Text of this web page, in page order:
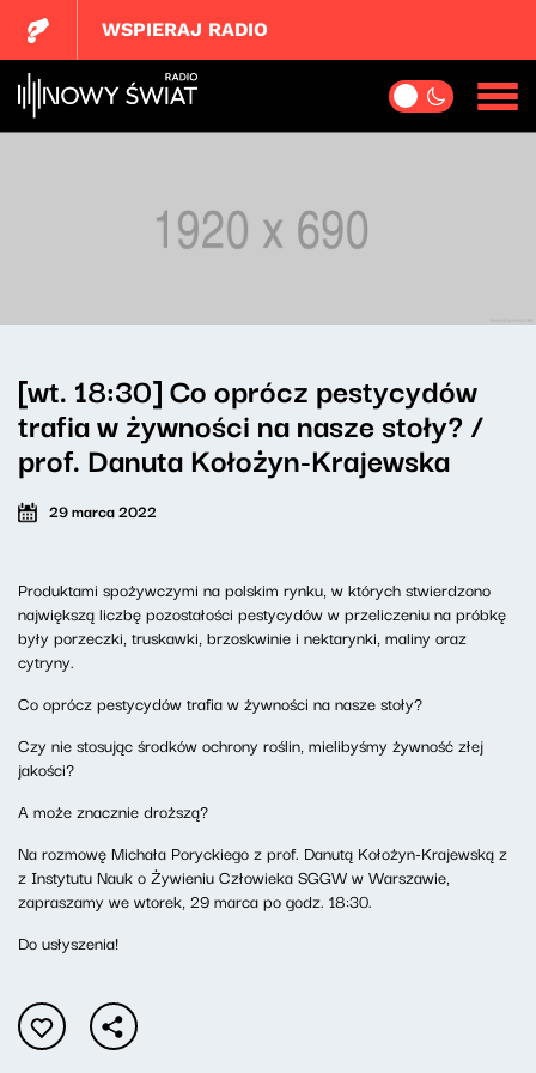
WSPIERAJ RADIO
[wt. 18:30] Co oprócz pestycydów
trafia w żywności na nasze stoły? /
prof. Danuta Kołożyn-Krajewska
29 marca 2022
Produktami spożywczymi na polskim rynku, w których stwierdzono
największą liczbę pozostałości pestycydów w przeliczeniu na próbkę
były porzeczki, truskawki, brzoskwinie i nektarynki, maliny oraz
cytryny.
Co oprócz pestycydów trafia w żywności na nasze stoły?
Czy nie stosując środków ochrony roślin, mielibyśmy żywność złej
jakości?
A może znacznie droższą?
Na rozmowę Michała Poryckiego z prof. Danutą Kołożyn-Krajewską z
z Instytutu Nauk o Żywieniu Człowieka SGGW w Warszawie,
zapraszamy we wtorek, 29 marca po godz. 18:30.
Do usłyszenia!